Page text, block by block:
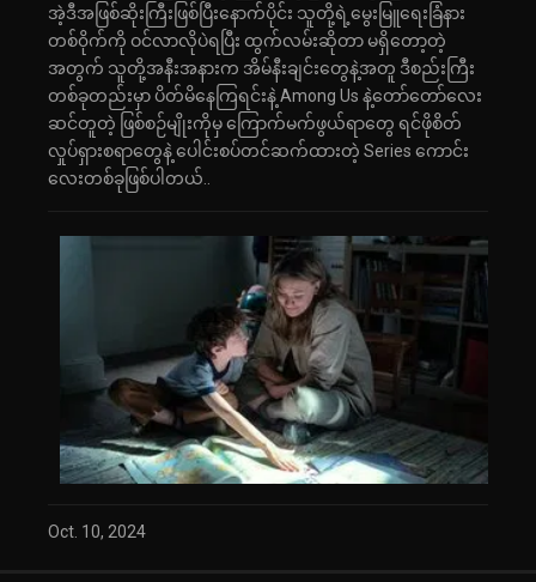
အဲ့ဒီအဖြစ်ဆိုးကြီးဖြစ်ပြီးနောက်ပိုင်း သူတို့ရဲ့မွေးမြူရေးခြံနား
တစ်၀ိုက်ကို ဝင်လာလိုပဲရပြီး ထွက်လမ်းဆိုတာ မရှိတော့တဲ့
အတွက် သူတို့အနီးအနားက အိမ်နီးချင်းတွေနဲ့အတူ ဒီစည်းကြီး
တစ်ခုတည်းမှာ ပိတ်မိနေကြရင်းနဲ့ Among Us နဲ့တော်တော်လေး
ဆင်တူတဲ့ ဖြစ်စဉ်မျိုးကိုမှ ကြောက်မက်ဖွယ်ရာတွေ ရင်ဖိုစိတ်
လှုပ်ရှားစရာတွေနဲ့ ပေါင်းစပ်တင်ဆက်ထားတဲ့ Series ကောင်း
လေးတစ်ခုဖြစ်ပါတယ်..
Oct. 10, 2024